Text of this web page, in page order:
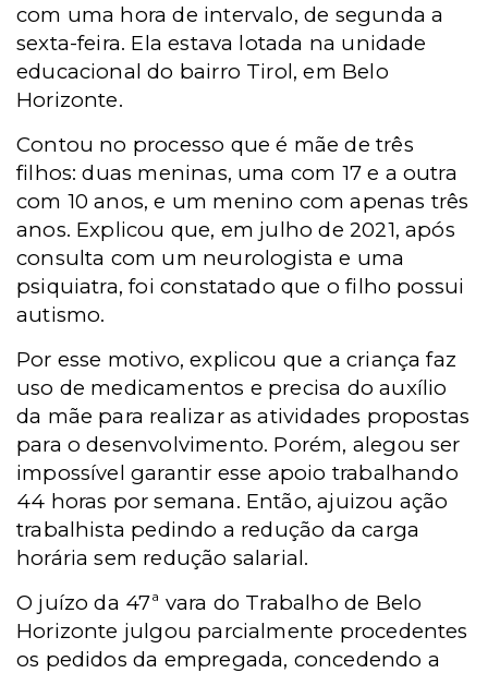
com uma hora de intervalo, de segunda a
sexta-feira. Ela estava lotada na unidade
educacional do bairro Tirol, em Belo
Horizonte.
Contou no processo que é mãe de três
filhos: duas meninas, uma com 17 e a outra
com 10 anos, e um menino com apenas três
anos. Explicou que, em julho de 2021, após
consulta com um neurologista e uma
psiquiatra, foi constatado que o filho possui
autismo.
Por esse motivo, explicou que a criança faz
uso de medicamentos e precisa do auxílio
da mãe para realizar as atividades propostas
para o desenvolvimento. Porém, alegou ser
impossível garantir esse apoio trabalhando
44 horas por semana. Então, ajuizou ação
trabalhista pedindo a redução da carga
horária sem redução salarial.
O juízo da 47ª vara do Trabalho de Belo
Horizonte julgou parcialmente procedentes
os pedidos da empregada, concedendo a